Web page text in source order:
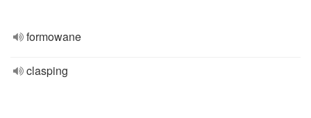
formowane
clasping